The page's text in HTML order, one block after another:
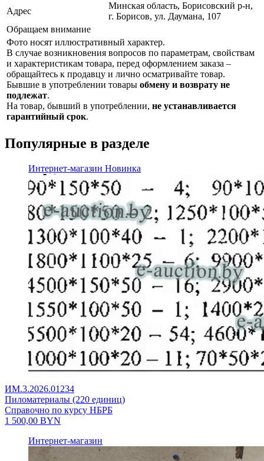
Адрес
Минская область, Борисовский р-н,
г. Борисов, ул. Даумана, 107
Обращаем внимание
Фото носят иллюстративный характер.
В случае возникновения вопросов по параметрам, свойствам
и характеристикам товара, перед оформлением заказа –
обращайтесь к продавцу и лично осматривайте товар.
Бывшие в употреблении товары обмену и возврату не
подлежат.
На товар, бывший в употреблении, не устанавливается
гарантийный срок.
Популярные в разделе
Интернет-магазин Новинка
ИМ.3.2026.01234
Пиломатериалы (220 единиц)
Справочно по курсу НБРБ
1 500,00 BYN
Интернет-магазин